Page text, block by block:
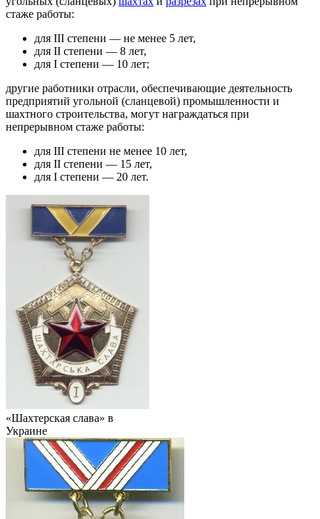
стаже работы:
для III степени — не менее 5 лет,
для II степени — 8 лет,
для I степени — 10 лет;
другие работники отрасли, обеспечивающие деятельность
предприятий угольной (сланцевой) промышленности и
шахтного строительства, могут награждаться при
непрерывном стаже работы:
для III степени не менее 10 лет,
для II степени — 15 лет,
для I степени — 20 лет.
«Шахтерская слава» в
Украине